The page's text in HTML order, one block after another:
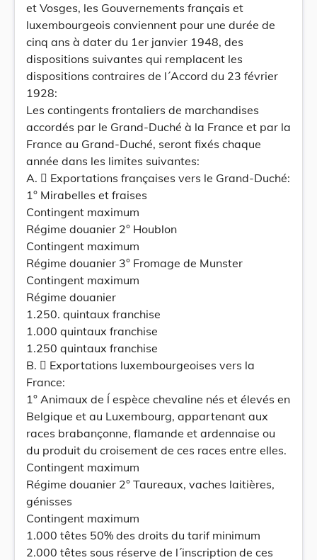
et Vosges, les Gouvernements français et
luxembourgeois conviennent pour une durée de
cinq ans à dater du 1er janvier 1948, des
dispositions suivantes qui remplacent les
dispositions contraires de l´Accord du 23 février
1928:
Les contingents frontaliers de marchandises
accordés par le Grand-Duché à la France et par la
France au Grand-Duché, seront fixés chaque
année dans les limites suivantes:
A.  Exportations françaises vers le Grand-Duché:
1° Mirabelles et fraises
Contingent maximum
Régime douanier 2° Houblon
Contingent maximum
Régime douanier 3° Fromage de Munster
Contingent maximum
Régime douanier
1.250. quintaux franchise
1.000 quintaux franchise
1.250 quintaux franchise
B.  Exportations luxembourgeoises vers la
France:
1° Animaux de ĺ espèce chevaline nés et élevés en
Belgique et au Luxembourg, appartenant aux
races brabançonne, flamande et ardennaise ou
du produit du croisement de ces races entre elles.
Contingent maximum
Régime douanier 2° Taureaux, vaches laitières,
génisses
Contingent maximum
1.000 têtes 50% des droits du tarif minimum
2.000 têtes sous réserve de l´inscription de ces